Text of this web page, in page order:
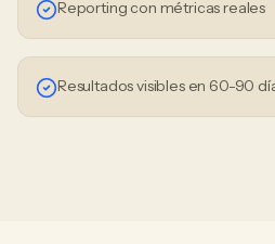
Reporting con métricas reales
Resultados visibles en 60-90